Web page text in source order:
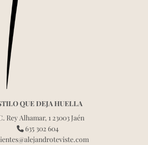
QUE DEJA HUELLA
Rey Alhamar, 1 23003 Jaén
635 302 604